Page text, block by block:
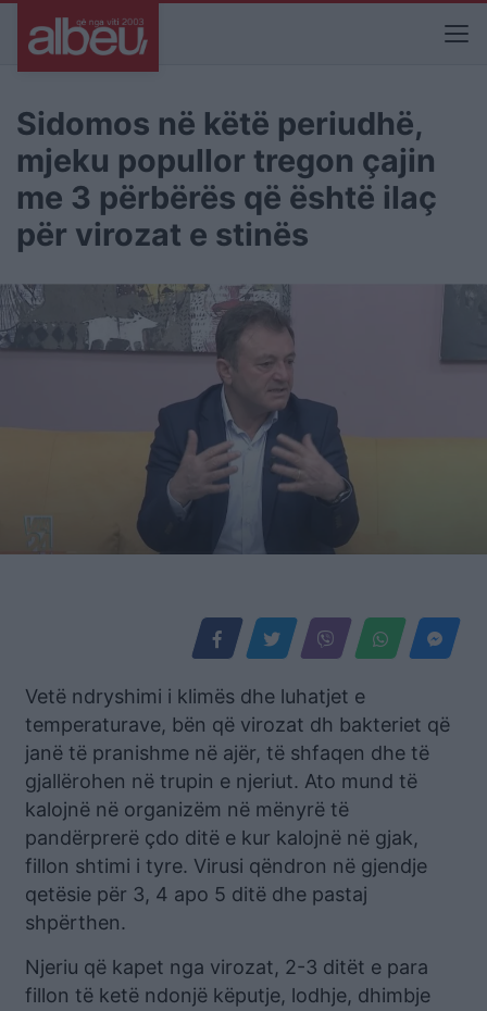
Sidomos në këtë periudhë,
mjeku popullor tregon çajin
me 3 përbërës që është ilaç
për virozat e stinës
Vetë ndryshimi i klimës dhe luhatjet e
temperaturave, bën që virozat dh bakteriet që
janë të pranishme në ajër, të shfaqen dhe të
gjallërohen në trupin e njeriut. Ato mund të
kalojnë në organizëm në mënyrë të
pandërprerë çdo ditë e kur kalojnë në gjak,
fillon shtimi i tyre. Virusi qëndron në gjendje
qetësie për 3, 4 apo 5 ditë dhe pastaj
shpërthen.
Njeriu që kapet nga virozat, 2-3 ditët e para
fillon të ketë ndonjë këputje, lodhje, dhimbje